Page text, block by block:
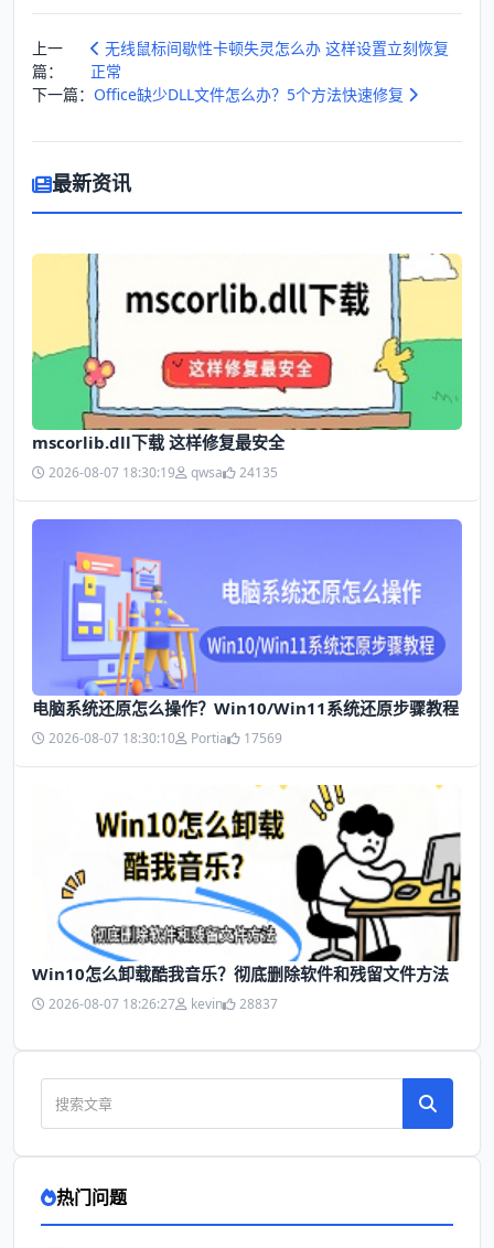
上一
篇：
无线鼠标间歇性卡顿失灵怎么办 这样设置立刻恢复
正常
下一篇： Office缺少DLL文件怎么办？5个方法快速修复
最新资讯
mscorlib.dll下载 这样修复最安全
2026-08-07 18:30:19 qwsa 24135
电脑系统还原怎么操作？Win10/Win11系统还原步骤教程
2026-08-07 18:30:10 Portia 17569
Win10怎么卸载酷我音乐？彻底删除软件和残留文件方法
2026-08-07 18:26:27 kevin 28837
热门问题